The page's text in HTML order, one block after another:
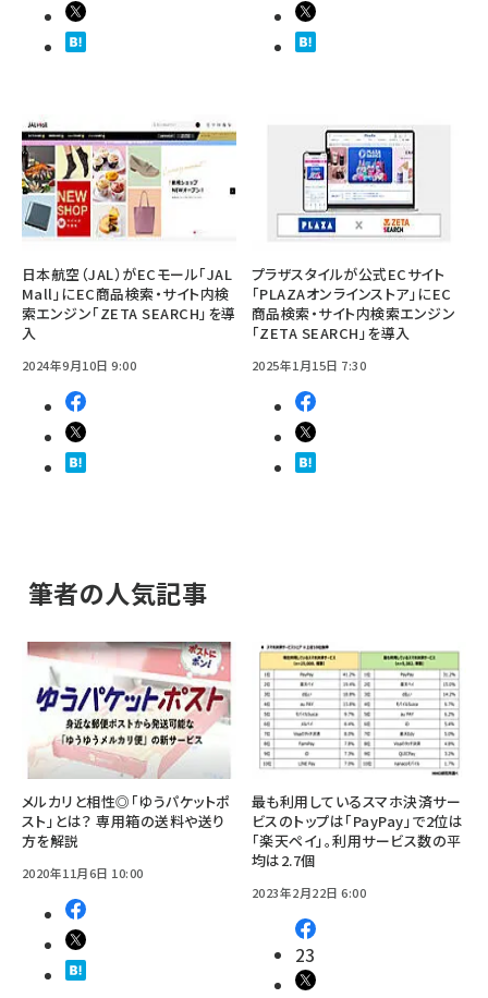
日本航空（JAL）がECモール「JAL
Mall」にEC商品検索・サイト内検
索エンジン「ZETA SEARCH」を導
入
2024年9月10日 9:00
プラザスタイルが公式ECサイト
「PLAZAオンラインストア」にEC
商品検索・サイト内検索エンジン
「ZETA SEARCH」を導入
2025年1月15日 7:30
筆者の人気記事
メルカリと相性◎「ゆうパケットポ
スト」とは？ 専用箱の送料や送り
方を解説
2020年11月6日 10:00
最も利用しているスマホ決済サー
ビスのトップは「PayPay」で2位は
「楽天ペイ」。利用サービス数の平
均は2.7個
2023年2月22日 6:00
23